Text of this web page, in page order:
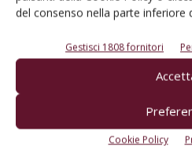
del consenso nella parte inferiore
Gestisci 1808 fornitori
Cookie Policy
Rimani